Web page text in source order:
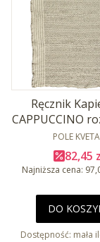
Ręcznik
CAPPUCCINO
Len 33% Baw
POLE
Cena
82,45
Najniższa cena:
DO
Dostępność: mała